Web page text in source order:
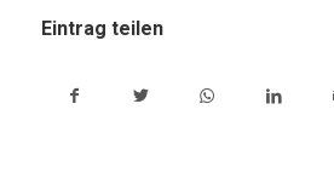
Eintrag teilen